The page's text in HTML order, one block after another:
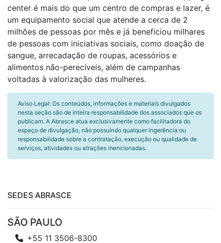
center é mais do que um centro de compras e lazer, é
um equipamento social que atende a cerca de 2
milhões de pessoas por mês e já beneficiou milhares
de pessoas com iniciativas sociais, como doação de
sangue, arrecadação de roupas, acessórios e
alimentos não-perecíveis, além de campanhas
voltadas à valorização das mulheres.
Aviso Legal: Os conteúdos, informações e materiais divulgados
nesta seção são de inteira responsabilidade dos associados que os
publicam. A Abrasce atua exclusivamente como facilitadora do
espaço de divulgação, não possuindo qualquer ingerência ou
responsabilidade sobre a contratação, execução ou qualidade de
serviços, atividades ou atrações mencionadas.
SEDES ABRASCE
SÃO PAULO
+55 11 3506-8300